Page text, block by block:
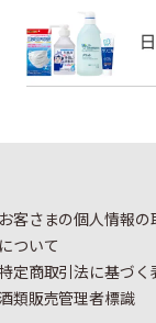
お客さまの個人情報の
について
定商取引法に基づく
類販売管理者標識